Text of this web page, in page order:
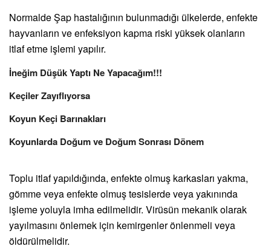
Normalde Şap hastalığının bulunmadığı ülkelerde, enfekte
hayvanların ve enfeksiyon kapma riski yüksek olanların
itlaf etme işlemi yapılır.
İneğim Düşük Yaptı Ne Yapacağım!!!
Keçiler Zayıflıyorsa
Koyun Keçi Barınakları
Koyunlarda Doğum ve Doğum Sonrası Dönem
Toplu itlaf yapıldığında, enfekte olmuş karkasları yakma,
gömme veya enfekte olmuş tesislerde veya yakınında
işleme yoluyla imha edilmelidir. Virüsün mekanik olarak
yayılmasını önlemek için kemirgenler önlenmeli veya
öldürülmelidir.